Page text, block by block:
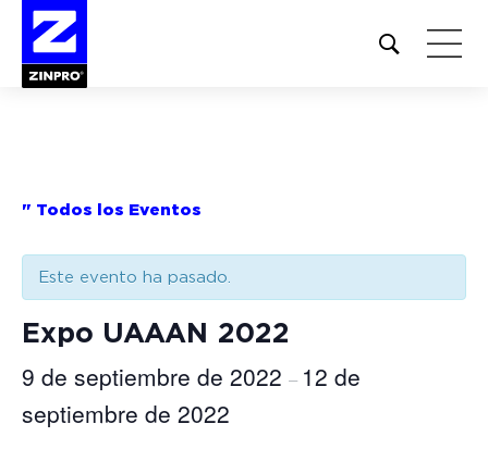
Open
site
" Todos los Eventos
Este evento ha pasado.
Expo UAAAN 2022
9 de septiembre de 2022 – 12 de
septiembre de 2022